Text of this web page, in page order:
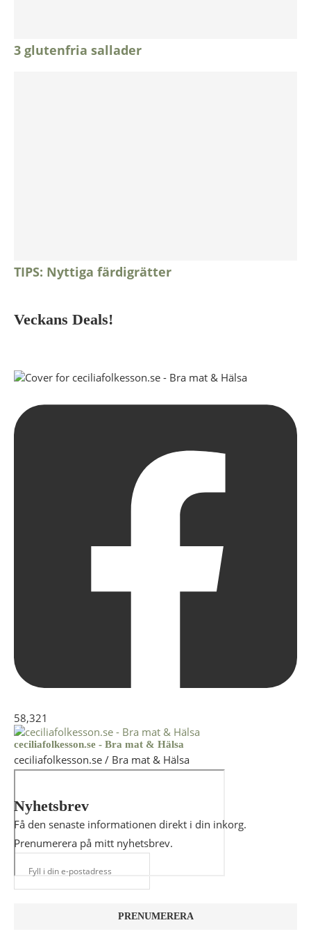
3 glutenfria sallader
TIPS: Nyttiga färdigrätter
Veckans Deals!
58,321
ceciliafolkesson.se - Bra mat & Hälsa
ceciliafolkesson.se / Bra mat & Hälsa
Nyhetsbrev
Få den senaste informationen direkt i din inkorg.
Prenumerera på mitt nyhetsbrev.